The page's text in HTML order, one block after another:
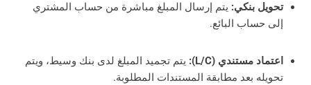
تحويل بنكي: يتم إرسال المبلغ مباشرة من حساب المشتري
إلى حساب البائع.
اعتماد مستندي (L/C):
يتم تجميد المبلغ لدى بنك وسيط، ويتم
تحويله بعد مطابقة المستندات المطلوبة.